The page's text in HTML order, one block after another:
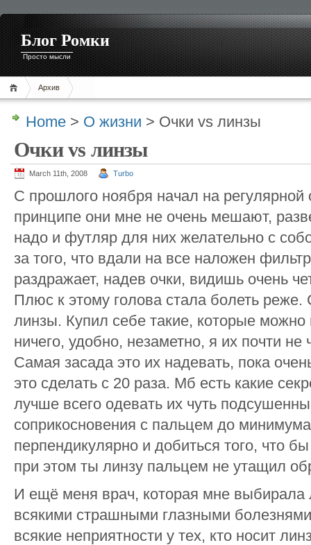
Блог Ромки
Просто мысли
Архив
Home > О жизни > Очки vs линзы
Очки vs линзы
March 11th, 2008 Turbo
С прошлого ноября начал на регулярной
принципе они мне не очень мешают,
надо и футляр для них желательно с
за того, что вдали на все наложен
раздражает, надев очки, видишь очень
Плюс к этому голова стала болеть
линзы. Купил себе такие, которые
ничего, удобно, незаметно, я их почти
Самая засада это их надевать, пока
это сделать с 20 раза. Мб есть какие
лучше всего одевать их чуть
соприкосновения с пальцем до
перпендикулярно и добиться того, что
при этом ты линзу пальцем не утащил
И ещё меня врач, которая мне выбирала
всякими страшными глазными
всякие неприятности у тех, кто носит